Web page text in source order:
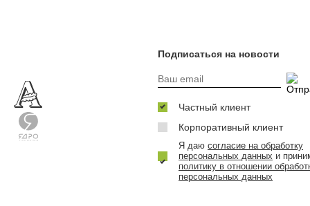
Подписаться на новости
Частный клиент
Корпоративный клиент
Я даю согласие на обработку
персональных данных и
политику в отношении
персональных данных